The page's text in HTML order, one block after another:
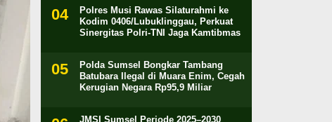
Polres Musi Rawas Silaturahmi ke
Kodim 0406/Lubuklinggau, Perkuat
Sinergitas Polri-TNI Jaga Kamtibmas
Polda Sumsel Bongkar Tambang
Batubara Ilegal di Muara Enim, Cegah
Kerugian Negara Rp95,9 Miliar
JMSI Sumsel Periode 2025–2030